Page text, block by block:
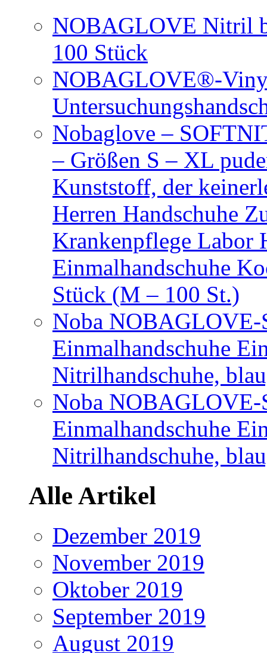
NOBAGLOVE Nitril
100 Stück
NOBAGLOVE®-
Nobaglove –
– Größen S – XL
Kunststoff, der
Herren Handschuhe
Krankenpflege Labor
Einmalhandschuhe
Stück (M – 100 St.)
Noba
Einmalhandschuhe
Nitrilhandschuhe,
Noba
Einmalhandschuhe
Nitrilhandschuhe,
Alle Artikel
Dezember 2019
November 2019
Oktober 2019
September 2019
August 2019